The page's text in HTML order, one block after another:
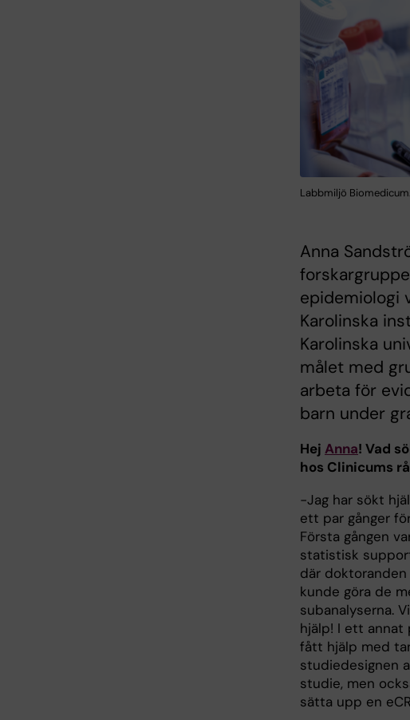
Labbmiljö
Anna
epidemiologi
Karolinska
Karolinska
målet med
arbeta för
barn under
Hej Anna! Vad
hos Clinicums
−Jag har sökt
ett par gånger
Första gången
statistisk
där
kunde göra de
subanalyserna.
hjälp! I ett annat
fått hjälp med
studiedesignen
studie, men
sätta upp en